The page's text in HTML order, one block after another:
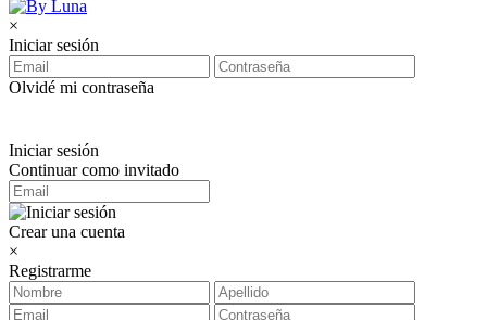
×
Iniciar sesión
Olvidé mi contraseña
Iniciar sesión
Continuar como invitado
Crear una cuenta
×
Registrarme